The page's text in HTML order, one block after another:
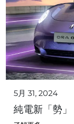
5月 31, 2024
純電新「勢